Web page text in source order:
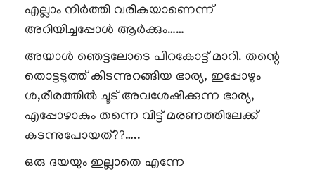
എല്ലാം നിർത്തി വരികയാണെന്ന്
അറിയിച്ചപ്പോൾ ആർക്കും……
അയാൾ ഞെട്ടലോടെ പിറകോട്ട് മാറി. തന്റെ
തൊട്ടടുത്ത് കിടന്നുറങ്ങിയ ഭാര്യ, ഇപ്പോഴും
ശ,രീരത്തിൽ ചൂട് അവശേഷിക്കുന്ന ഭാര്യ,
എപ്പോഴാകും തന്നെ വിട്ട് മരണത്തിലേക്ക്
കടന്നുപോയത്??…..
ഒരു ദയയും ഇല്ലാതെ എന്നേ